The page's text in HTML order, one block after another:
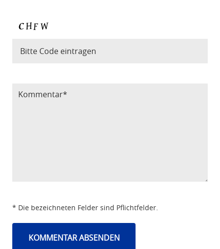
* Die bezeichneten Felder sind Pflichtfelder.